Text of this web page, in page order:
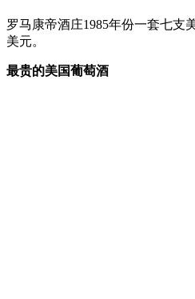
罗马康帝酒庄1985年份一套七支
美元。
最贵的美国葡萄酒